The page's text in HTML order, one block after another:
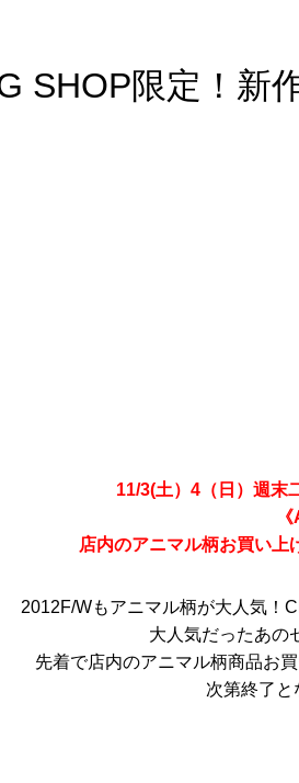
SHOP限定！
11/3(土）4（日）週末
店内のアニマル柄お買い上
2012F/Wもアニマル柄が大人気！
大人気だったあの
先着で店内のアニマル柄商品お
次第終了と